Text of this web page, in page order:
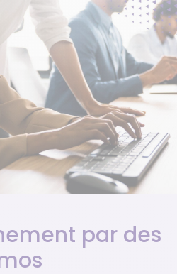
par des